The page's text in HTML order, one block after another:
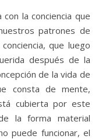
la conciencia que
patrones de
que luego
después de la
de la vida de
consta de mente,
cubierta por este
la forma material
puede funcionar, el